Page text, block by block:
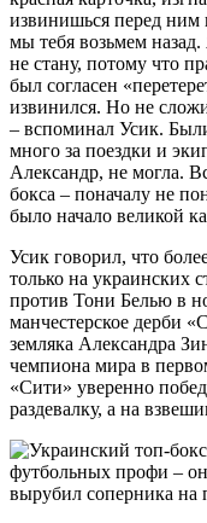
извинишься перед ним
мы тебя возьмем
не стану, потому что
был согласен
извинился. Но не
– вспоминал Усик.
много за поездки и
Александр, не могла.
бокса – поначалу не
было начало великой
Усик говорил, что
только на украинских
против Тони Белью в
манчестерское дерби
земляка Александра
чемпиона мира в
«Сити» уверенно
раздевалку, а на